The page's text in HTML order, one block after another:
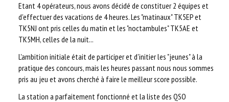
Etant 4 opérateurs, nous avons décidé de constituer 2 équipes et
d'effectuer des vacations de 4 heures. Les "matinaux" TK5EP et
TK5NJ ont pris celles du matin et les "noctambules" TK5AE et
TK5MH, celles de la nuit...
L'ambition initiale était de participer et d'initier les "jeunes" à la
pratique des concours, mais les heures passant nous nous sommes
pris au jeu et avons cherché à faire le meilleur score possible.
La station a parfaitement fonctionné et la liste des QSO